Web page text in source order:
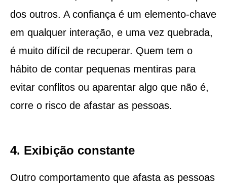
dos outros. A confiança é um elemento-chave
em qualquer interação, e uma vez quebrada,
é muito difícil de recuperar. Quem tem o
hábito de contar pequenas mentiras para
evitar conflitos ou aparentar algo que não é,
corre o risco de afastar as pessoas.
4. Exibição constante
Outro comportamento que afasta as pessoas